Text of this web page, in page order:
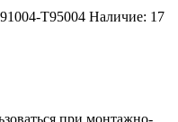
T95004 Наличие: 17